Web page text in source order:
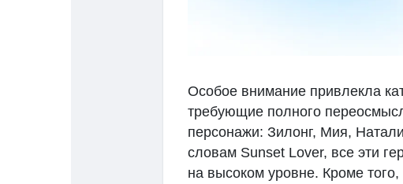
Особое внимание привлекла
требующие полного
персонажи: Зилонг, Мия,
словам Sunset Lover, все эти
на высоком уровне. Кроме